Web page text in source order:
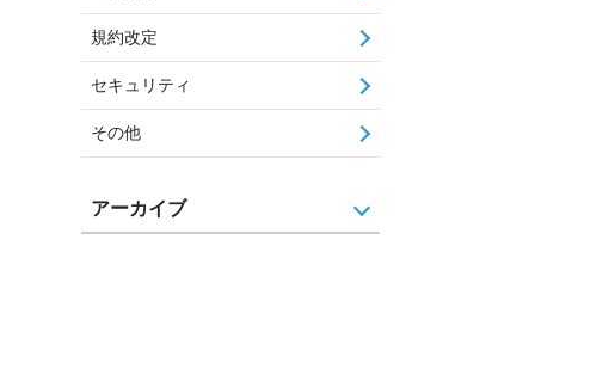
規約改定
セキュリティ
その他
アーカイブ